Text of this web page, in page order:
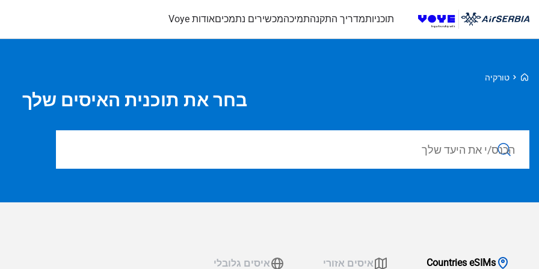
תוכניותמדריך התקנהתמיכהמכשירים נתמכיםאודות Voye
Voye Homepage
טורקיה
בחר את תוכנית האיסים שלך
Countries eSIMs איסים אזורי איסים גלובלי